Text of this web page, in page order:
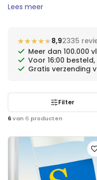
contact op met ons en
Lees meer
★★★★★
★★★★★8,92335
Meer dan 100.000
Voor 16:00
Gratis verzending
6van 6 producten
Filter
aan